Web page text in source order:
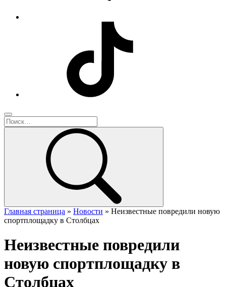
Главная страница » Новости » Неизвестные повредили новую
спортплощадку в Столбцах
Неизвестные повредили
новую спортплощадку в
Столбцах